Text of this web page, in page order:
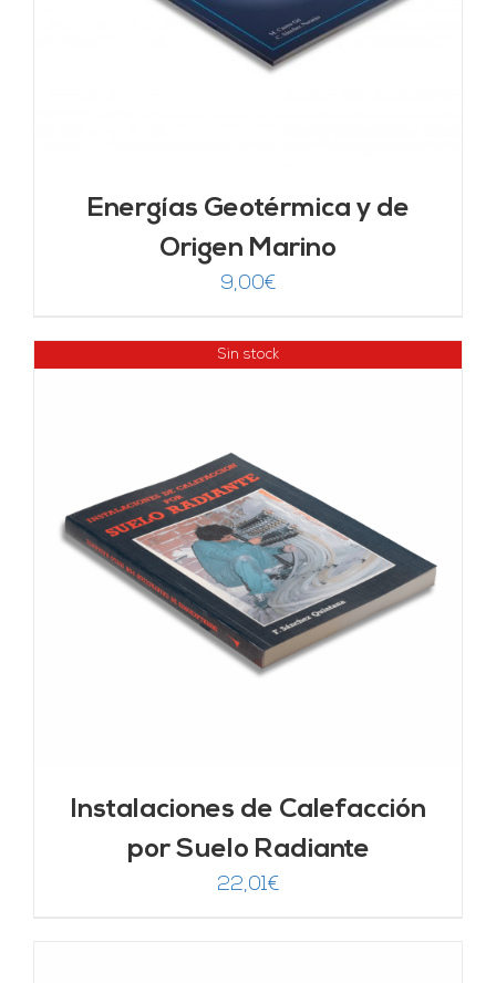
Energías Geotérmica y de
Origen Marino
9,00€
Sin stock
Instalaciones de Calefacción
por Suelo Radiante
22,01€